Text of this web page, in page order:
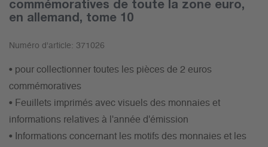
commémoratives de toute la zone euro,
en allemand, tome 10
Numéro d'article: 371026
• pour collectionner toutes les pièces de 2 euros
commémoratives
• Feuillets imprimés avec visuels des monnaies et
informations relatives à l'année d'émission
• Informations concernant les motifs des monnaies et les